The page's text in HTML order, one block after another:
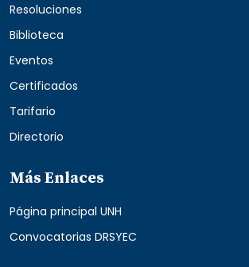
Resoluciones
Biblioteca
Eventos
Certificados
Tarifario
Directorio
Más Enlaces
Página principal UNH
Convocatorias DRSYEC